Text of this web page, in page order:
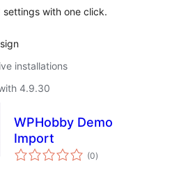
with one click.
installations
4.9.30
WPHobby Demo
Import
(0total
ratings
)